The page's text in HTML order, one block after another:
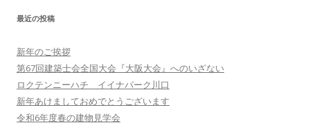
最近の投稿
新年のご挨拶
第67回建築士会全国大会『大阪大会』へのいざない
ロクテンニーハチ イイナパーク川口
新年あけましておめでとうございます
令和6年度春の建物見学会